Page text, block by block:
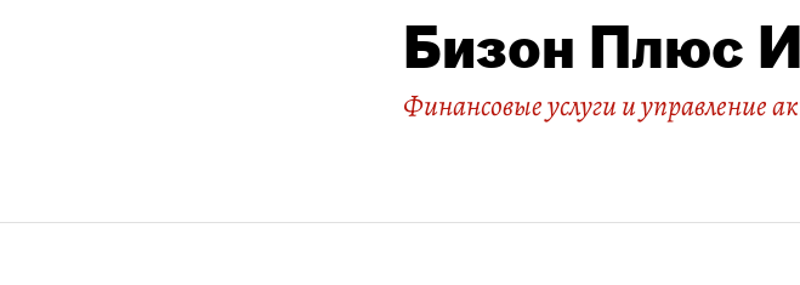
Бизон Плюс
Финансовые услуги и управление